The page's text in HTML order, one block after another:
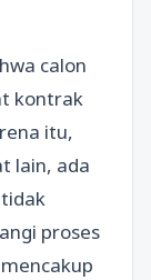
calon
kontrak
itu,
lain, ada
proses